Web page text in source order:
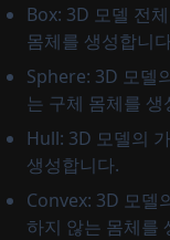
Box: 3D 모델 전
몸체를 생성합니
Sphere: 3D 모델
는 구체 몸체를 생
Hull: 3D 모델의
생성합니다.
Convex: 3D 모델
하지 않는 몸체를